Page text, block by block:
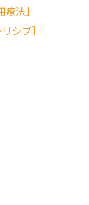
法］
シブ］